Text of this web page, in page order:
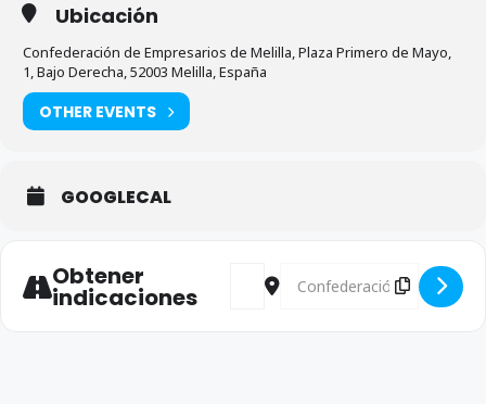
Ubicación
Confederación de Empresarios de Melilla, Plaza Primero de Mayo,
1, Bajo Derecha, 52003 Melilla, España
OTHER EVENTS
GOOGLECAL
Obtener
indicaciones
Address - Reunión con el Partido
Destination Address -